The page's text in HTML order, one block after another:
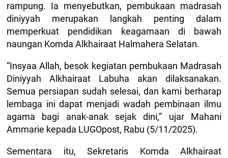
rampung. Ia menyebutkan, pembukaan madrasah
diniyyah merupakan langkah penting dalam
memperkuat pendidikan keagamaan di bawah
naungan Komda Alkhairaat Halmahera Selatan.
“Insyaa Allah, besok kegiatan pembukaan Madrasah
Diniyyah Alkhairaat Labuha akan dilaksanakan.
Semua persiapan sudah selesai, dan kami berharap
lembaga ini dapat menjadi wadah pembinaan ilmu
agama bagi anak-anak sejak dini,” ujar Mahani
Ammarie kepada LUGOpost, Rabu (5/11/2025).
Sementara itu, Sekretaris Komda Alkhairaat